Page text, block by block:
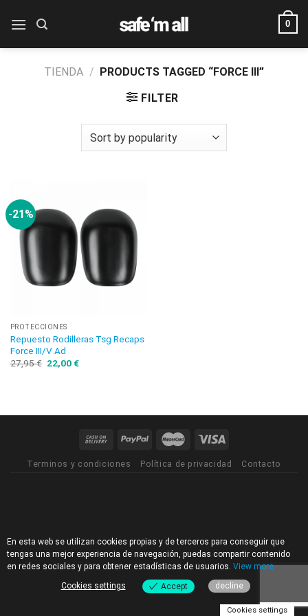
0
TIENDA / PRODUCTS TAGGED “FORCE III”
FILTER
-21%
PROTECCIONES
Repuesto Rodilleras Tsg Recaps
Force III/V Ad
27,95€ 22,00€
Terminos y condiciones Política de privacidad Contacto
En esta web se utilizan cookies propias y de terceros para conseguir que
tengas una mejor experiencia de navegación, puedas compartir contenido
en redes sociales y para obtener estadísticas de usuarios. View more
Cookies settings
Accept decline
Cookies settings